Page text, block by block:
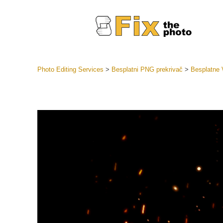
ponude
Mobilne
Photo Editing Services > Besplatni PNG prekrivač > Besplatne